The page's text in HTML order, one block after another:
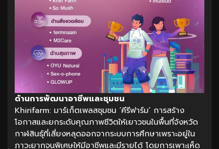
ด้านการพัฒนาอาชีพและชุมชน
Khirifarm: มาร์เก็ตเพลสชุมชน ‘คีรีฟาร์ม’ การสร้าง
โอกาสและยกระดับคุณภาพชีวิตให้เยาวชนในพื้นที่จังหวัด
กาฬสินธุ์ที่เสี่ยงหลุดออกจากระบบการศึกษาเพราะอยู่ใน
ภาวะยากจนพิเศษให้มีอาชีพและมีรายได้ โดยการเพาะเห็ด